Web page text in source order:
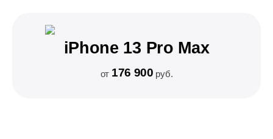
iPhone 13 Pro Max
от 176 900 руб.